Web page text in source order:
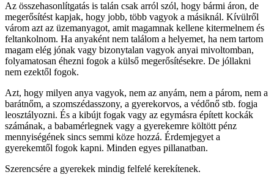
Az összehasonlítgatás is talán csak arról szól, hogy bármi áron, de
megerősítést kapjak, hogy jobb, több vagyok a másiknál. Kívülről
várom azt az üzemanyagot, amit magamnak kellene kitermelnem és
feltankolnom. Ha anyaként nem találom a helyemet, ha nem tartom
magam elég jónak vagy bizonytalan vagyok anyai mivoltomban,
folyamatosan éhezni fogok a külső megerősítésekre. De jóllakni
nem ezektől fogok.
Azt, hogy milyen anya vagyok, nem az anyám, nem a párom, nem a
barátnőm, a szomszédasszony, a gyerekorvos, a védőnő stb. fogja
leosztályozni. És a kibújt fogak vagy az egymásra épített kockák
számának, a babamérlegnek vagy a gyerekemre költött pénz
mennyiségének sincs semmi köze hozzá. Érdemjegyet a
gyerekemtől fogok kapni. Minden egyes pillanatban.
Szerencsére a gyerekek mindig felfelé kerekítenek.